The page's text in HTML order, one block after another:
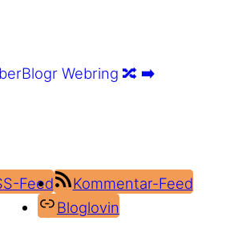
Webring 🔀 ➡️
Feed
Kommentar-Feed
Bloglovin